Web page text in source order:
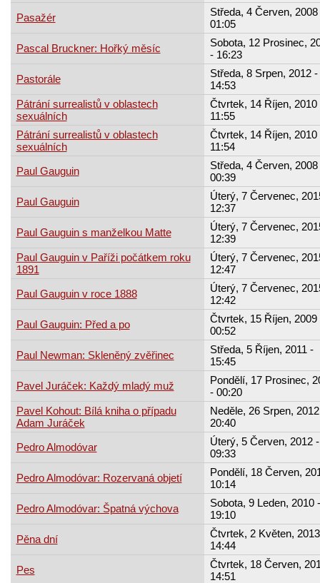
Pasažér
Středa, 4 Červen, 2008
01:05
Pascal Bruckner: Hořký měsíc
Sobota, 12 Prosinec,
- 16:23
Pastorále
Středa, 8 Srpen, 2012 -
14:53
Pátrání surrealistů v oblastech
sexuálních
Čtvrtek, 14 Říjen, 2010
11:55
Pátrání surrealistů v oblastech
sexuálních
Čtvrtek, 14 Říjen, 2010
11:54
Paul Gauguin
Středa, 4 Červen, 2008
00:39
Paul Gauguin
Úterý, 7 Červenec,
12:37
Paul Gauguin s manželkou Matte
Úterý, 7 Červenec,
12:39
Paul Gauguin v Paříži počátkem roku
1891
Úterý, 7 Červenec,
12:47
Paul Gauguin v roce 1888
Úterý, 7 Červenec,
12:42
Paul Gauguin: Před a po
Čtvrtek, 15 Říjen, 2009
00:52
Paul Newman: Skleněný zvěřinec
Středa, 5 Říjen, 2011 -
15:45
Pavel Juráček: Každý mladý muž
Pondělí, 17 Prosinec,
- 00:20
Pavel Kohout: Bílá kniha o případu
Adam Juráček
Neděle, 26 Srpen,
20:40
Pedro Almodóvar
Úterý, 5 Červen, 2012 -
09:33
Pedro Almodóvar: Rozervaná objetí
Pondělí, 18 Červen,
10:14
Pedro Almodóvar: Špatná výchova
Sobota, 9 Leden, 2010 -
19:10
Pěna dní
Čtvrtek, 2 Květen,
14:44
Pes
Čtvrtek, 18 Červen,
14:51